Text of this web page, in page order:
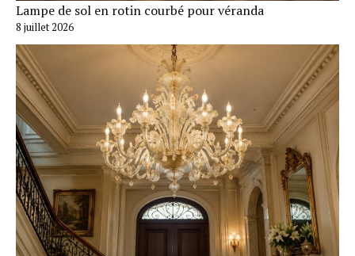
Lampe de sol en rotin courbé pour véranda
8 juillet 2026